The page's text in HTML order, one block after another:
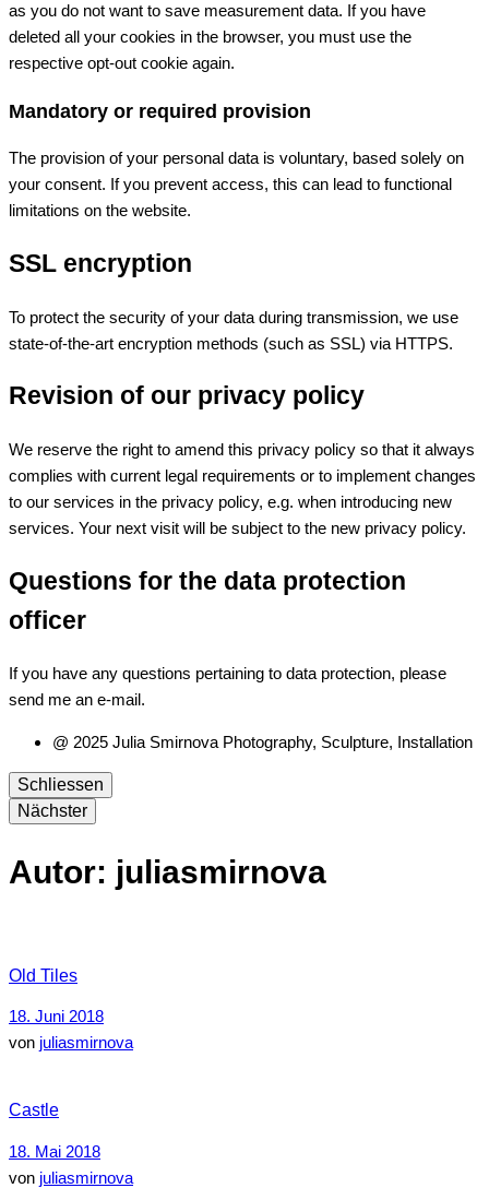
as you do not want to save measurement data. If you have
deleted all your cookies in the browser, you must use the
respective opt-out cookie again.
Mandatory or required provision
The provision of your personal data is voluntary, based solely on
your consent. If you prevent access, this can lead to functional
limitations on the website.
SSL encryption
To protect the security of your data during transmission, we use
state-of-the-art encryption methods (such as SSL) via HTTPS.
Revision of our privacy policy
We reserve the right to amend this privacy policy so that it always
complies with current legal requirements or to implement changes
to our services in the privacy policy, e.g. when introducing new
services. Your next visit will be subject to the new privacy policy.
Questions for the data protection
officer
If you have any questions pertaining to data protection, please
send me an e-mail.
@ 2025 Julia Smirnova Photography, Sculpture, Installation
Schliessen
Nächster
Autor: juliasmirnova
Old Tiles
18. Juni 2018
von juliasmirnova
Castle
18. Mai 2018
von juliasmirnova